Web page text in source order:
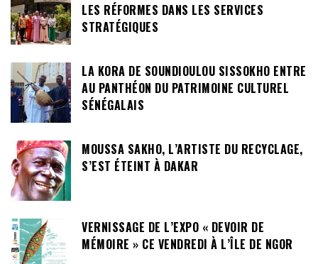
LES RÉFORMES DANS LES SERVICES
STRATÉGIQUES
LA KORA DE SOUNDIOULOU SISSOKHO ENTRE
AU PANTHÉON DU PATRIMOINE CULTUREL
SÉNÉGALAIS
MOUSSA SAKHO, L’ARTISTE DU RECYCLAGE,
S’EST ÉTEINT À DAKAR
VERNISSAGE DE L’EXPO « DEVOIR DE
MÉMOIRE » CE VENDREDI À L’ÎLE DE NGOR